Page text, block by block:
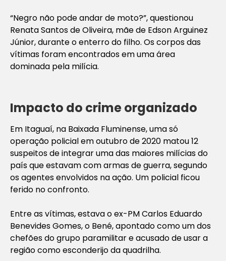
“Negro não pode andar de moto?”, questionou
Renata Santos de Oliveira, mãe de Edson Arguinez
Júnior, durante o enterro do filho. Os corpos das
vítimas foram encontrados em uma área
dominada pela milícia.
Impacto do crime organizado
Em Itaguaí, na Baixada Fluminense, uma só
operação policial em outubro de 2020 matou 12
suspeitos de integrar uma das maiores milícias do
país que estavam com armas de guerra, segundo
os agentes envolvidos na ação. Um policial ficou
ferido no confronto.
Entre as vítimas, estava o ex-PM Carlos Eduardo
Benevides Gomes, o Bené, apontado como um dos
chefões do grupo paramilitar e acusado de usar a
região como esconderijo da quadrilha.